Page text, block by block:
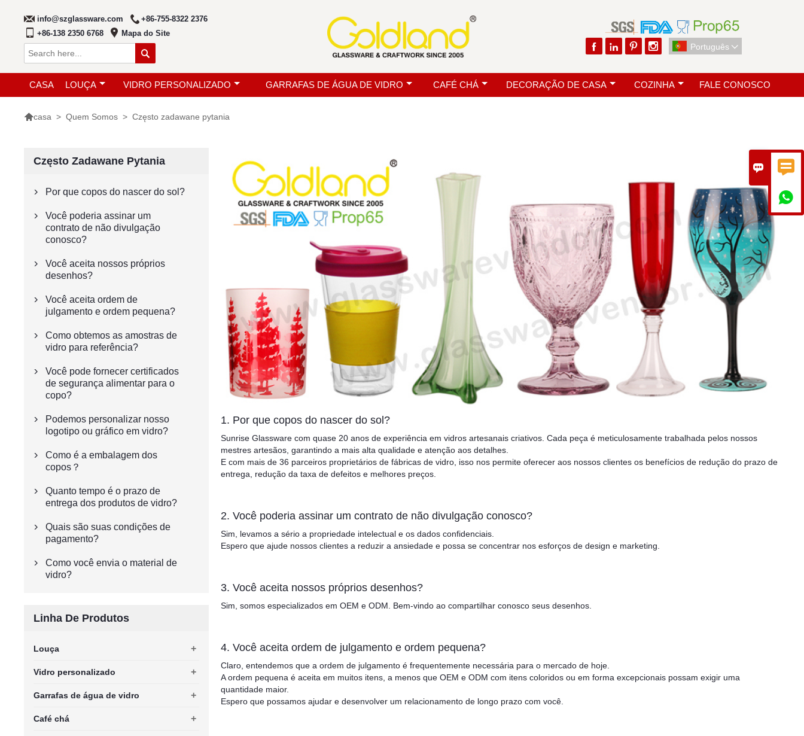
 

info@szglassware.com
+86-755-8322 2376
+86-138 2350 6768
Mapa do Site
     Português 
CASA LOUÇA VIDRO PERSONALIZADO GARRAFAS DE ÁGUA DE VIDRO CAFÉ CHÁ DECORAÇÃO DE CASA COZINHA FALE CONOSCO
casa > Quem Somos > Często zadawane pytania
1. Por que copos do nascer do sol?
Sunrise Glassware com quase 20 anos de experiência em vidros artesanais criativos. Cada peça é meticulosamente trabalhada pelos nossos
mestres artesãos, garantindo a mais alta qualidade e atenção aos detalhes.
E com mais de 36 parceiros proprietários de fábricas de vidro, isso nos permite oferecer aos nossos clientes os benefícios de redução do prazo de
entrega, redução da taxa de defeitos e melhores preços.
2. Você poderia assinar um contrato de não divulgação conosco?
Sim, levamos a sério a propriedade intelectual e os dados confidenciais.
Espero que ajude nossos clientes a reduzir a ansiedade e possa se concentrar nos esforços de design e marketing.
3. Você aceita nossos próprios desenhos?
Sim, somos especializados em OEM e ODM. Bem-vindo ao compartilhar conosco seus desenhos.
4. Você aceita ordem de julgamento e ordem pequena?
Claro, entendemos que a ordem de julgamento é frequentemente necessária para o mercado de hoje.
A ordem pequena é aceita em muitos itens, a menos que OEM e ODM com itens coloridos ou em forma excepcionais possam exigir uma
quantidade maior.
Espero que possamos ajudar e desenvolver um relacionamento de longo prazo com você.
Często Zadawane Pytania
 Por que copos do nascer do sol?

Você poderia assinar um
contrato de não divulgação
conosco?

Você aceita nossos próprios
desenhos?

Você aceita ordem de
julgamento e ordem pequena?

Como obtemos as amostras de
vidro para referência?

Você pode fornecer certificados
de segurança alimentar para o
copo?

Podemos personalizar nosso
logotipo ou gráfico em vidro?

Como é a embalagem dos
copos？

Quanto tempo é o prazo de
entrega dos produtos de vidro?

Quais são suas condições de
pagamento?

Como você envia o material de
vidro?
Linha De Produtos
+
Louça
+
Vidro personalizado
+
Garrafas de água de vidro
+
Café chá